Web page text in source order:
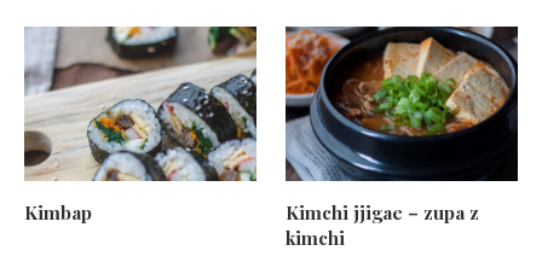
Kimbap
Kimchi jjigae – zupa z
kimchi